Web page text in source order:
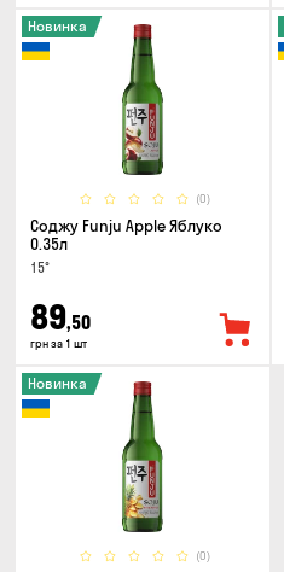
(0)
Новинка
Соджу Funju Apple Яблуко
0.35л
15°
89,50
грн за 1 шт
(0)
Новинка